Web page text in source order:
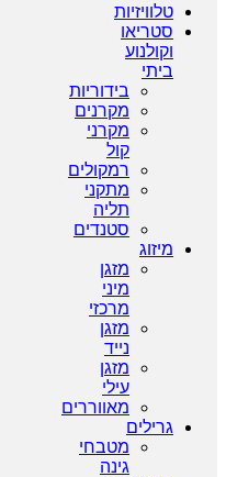
טלוויזיות
סטריאו
וקולנוע
ביתי
בידוריות
מקרנים
מקרני
קול
רמקולים
מתקני
תליה
סטנדים
מיזוג
מזגן
מיני
מרכזי
מזגן
נייד
מזגן
עילי
מאווררים
גרילים
מטבחי
גינה